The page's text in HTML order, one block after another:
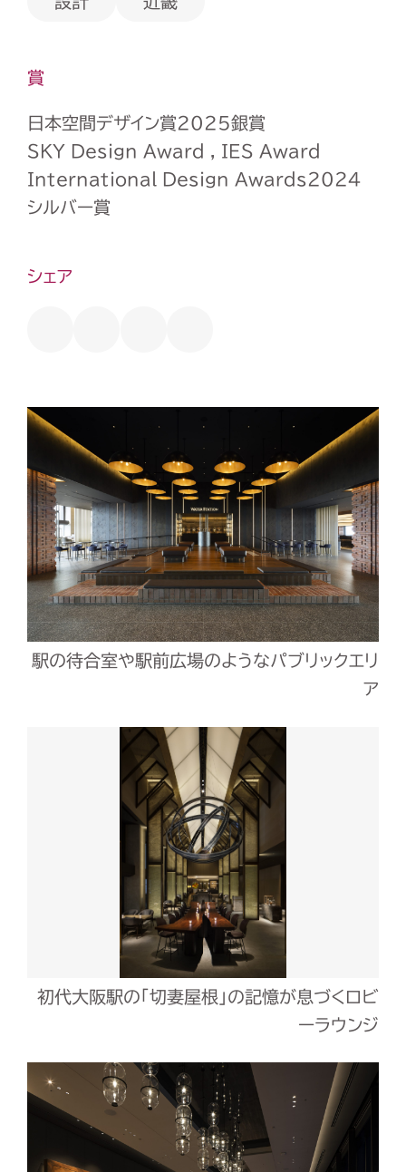
賞
日本空間デザイン賞2025銀賞
SKY Design Award , IES Award
International Design Awards2024
シルバー賞
シェア
駅の待合室や駅前広場のようなパブリックエリ
ア
初代大阪駅の「切妻屋根」の記憶が息づくロビ
ーラウンジ